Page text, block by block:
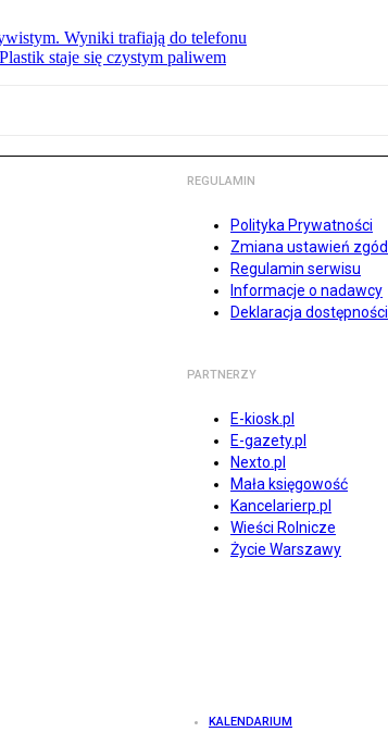
Wyniki trafiają do telefonu
staje się czystym paliwem
REGULAMIN
Polityka Prywatności
Zmiana ustawień zgód
Regulamin serwisu
Informacje o nadawcy
Deklaracja dostępności
PARTNERZY
E-kiosk.pl
E-gazety.pl
Nexto.pl
Mała księgowość
Kancelarierp.pl
Wieści Rolnicze
Życie Warszawy
KALENDARIUM